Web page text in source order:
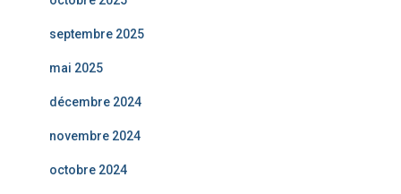
septembre 2025
mai 2025
décembre 2024
novembre 2024
octobre 2024